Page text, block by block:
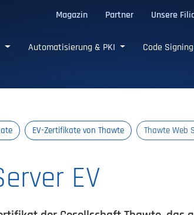
Magazin Partner Unsere
Automatisierung & PKI Code
EV-Zertifikate von Thawte Thawte Web
EV